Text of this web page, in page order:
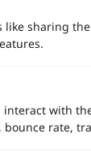
sharing
with
rate,